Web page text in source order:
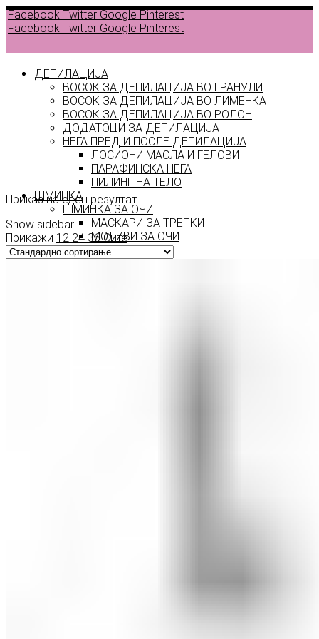
Facebook Twitter Google Pinterest
Facebook Twitter Google Pinterest
ДЕПИЛАЦИЈА
ВОСОК ЗА ДЕПИЛАЦИЈА ВО ГРАНУЛИ
ВОСОК ЗА ДЕПИЛАЦИЈА ВО ЛИМЕНКА
ВОСОК ЗА ДЕПИЛАЦИЈА ВО РОЛОН
ДОДАТОЦИ ЗА ДЕПИЛАЦИЈА
НЕГА ПРЕД И ПОСЛЕ ДЕПИЛАЦИЈА
ЛОСИОНИ МАСЛА И ГЕЛОВИ
ПАРАФИНСКА НЕГА
ПИЛИНГ НА ТЕЛО
ШМИНКА
ШМИНКА ЗА ОЧИ
МАСКАРИ ЗА ТРЕПКИ
МОЛИВИ ЗА ОЧИ
СЕНКИ ЗА ОЧИ
ТУШ ЗА ОЧИ
products
пенкало
Приказ на еден резултат
Show sidebar
Прикажи 12 24 36 Сите